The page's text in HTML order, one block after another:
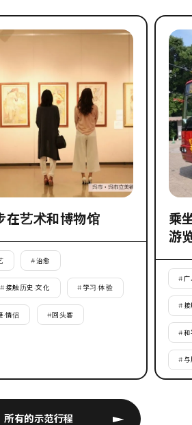
所有的示范行程
在艺术和博物馆
#治愈
#接触历史·文化 # 学习·体验
·情侣 #回头客
乘
游
#广
#接
#和
#与